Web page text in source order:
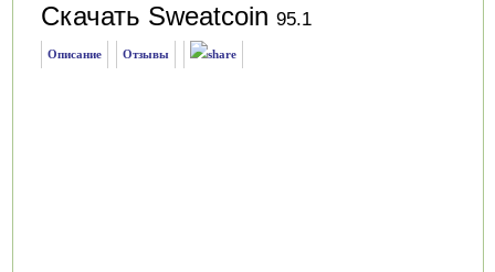
Скачать Sweatcoin 95.1
Описание Отзывы